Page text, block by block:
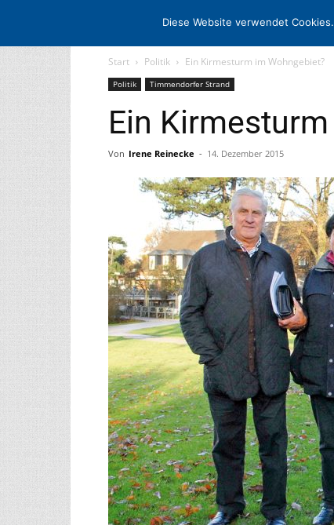
STARTSEITE ARCHIV
Start Politik Ein Kirmesturm im Wohngebiet?
Politik Timmendorfer Strand
Ein
Von Irene Reinecke - 14. Dezember 2015
Diese Website verwendet